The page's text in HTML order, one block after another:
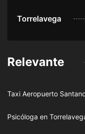
Torrelavega
Relevante
Taxi Aeropuerto
Psicóloga en